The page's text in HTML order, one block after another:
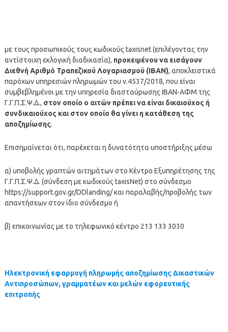
με τους προσωπικούς τους κωδικούς taxisnet (επιλέγοντας την
αντίστοιχη εκλογική διαδικασία), προκειμένου να εισάγουν
Διεθνή Αριθμό Τραπεζικού Λογαριασμού (IBAN), αποκλειστικά
παρόχων υπηρεσιών πληρωμών του ν.4537/2018, που είναι
συμβεβλημένοι με την υπηρεσία διασταύρωσης ΙΒΑΝ-ΑΦΜ της
Γ.Γ.Π.Σ.Ψ.Δ., στον οποίο ο αιτών πρέπει να είναι δικαιούχος ή
συνδικαιούχος και στον οποίο θα γίνει η κατάθεση της
αποζημίωσης.
Επισημαίνεται ότι, παρέχεται η δυνατότητα υποστήριξης μέσω
α) υποβολής γραπτών αιτημάτων στο Κέντρο Εξυπηρέτησης της
Γ.Γ.Π.Σ.Ψ.Δ. (σύνδεση με κωδικούς taxisNet) στο σύνδεσμο
https://support.gov.gr/DDlanding/ και παραλαβής/προβολής των
απαντήσεων στον ίδιο σύνδεσμο ή
β) επικοινωνίας με το τηλεφωνικό κέντρο 213 133 3030
Ηλεκτρονική εφαρμογή πληρωμής αποζημίωσης Δικαστικών
Αντιπροσώπων, γραμματέων και μελών εφορευτικής
επιτροπής